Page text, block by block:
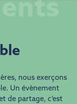
nous exerçons
Un évènement
de partage, c’est